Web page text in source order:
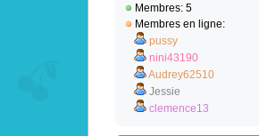
Membres: 5
Membres en ligne:
pussy
nini43190
Audrey62510
Jessie
clemence13